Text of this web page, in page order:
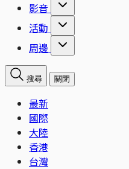
影音
活動
周邊
搜尋 關閉
最新
國際
大陸
香港
台灣